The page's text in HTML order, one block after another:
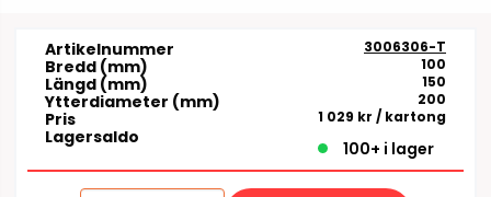
Artikelnummer 3006306-T
Bredd (mm) 100
Längd (mm) 150
Ytterdiameter (mm) 200
Pris 1 029 kr / kartong
Lagersaldo
100+ i lager